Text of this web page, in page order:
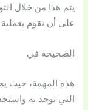
يتم هذا من خلال
على أن تقوم
الصحيحة في
هذه المهمة، حيث
التي توجد به